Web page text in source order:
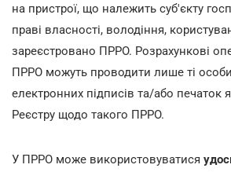
на пристрої, що належить суб'єкту
праві власності, володіння,
зареєстровано ПРРО. Розрахункові
ПРРО можуть проводити лише ті
електронних підписів та/або печаток
Реєстру щодо такого ПРРО.
У ПРРО може використовуватися